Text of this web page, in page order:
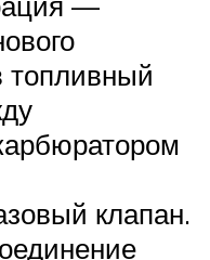
топливный
клапан.